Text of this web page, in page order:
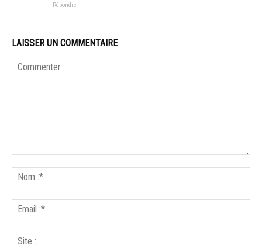
Répondre
LAISSER UN COMMENTAIRE